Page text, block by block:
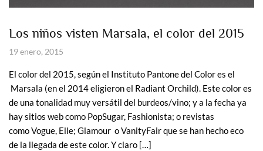
Los niños visten Marsala, el color del 2015
19 enero, 2015
El color del 2015, según el Instituto Pantone del Color es el
Marsala (en el 2014 eligieron el Radiant Orchild). Este color es
de una tonalidad muy versátil del burdeos/vino; y a la fecha ya
hay sitios web como PopSugar, Fashionista; o revistas
como Vogue, Elle; Glamour o VanityFair que se han hecho eco
de la llegada de este color. Y claro […]